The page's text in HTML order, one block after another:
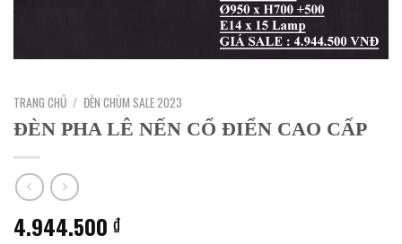
TRANG CHỦ / ĐÈN CHÙM SALE 2023
ĐÈN PHA LÊ NẾN CỔ ĐIỂN CAO CẤP
4.944.500 ₫